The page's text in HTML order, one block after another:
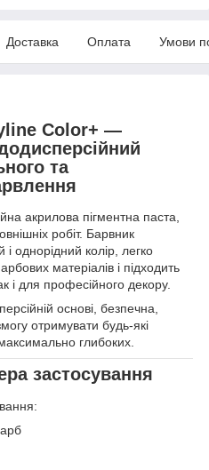
Доставка Оплата Умови
Color+ —
та
акрилова пігментна паста,
робіт. Барвник
і однорідний колір, легко
матеріалів і підходить
і для професійного декору.
основі, безпечна,
отримувати будь-які
глибоких.
застосування